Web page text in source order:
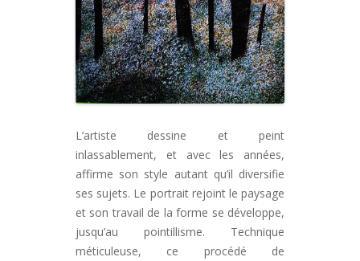
L’artiste dessine et peint
inlassablement, et avec les années,
affirme son style autant qu’il diversifie
ses sujets. Le portrait rejoint le paysage
et son travail de la forme se développe,
jusqu’au pointillisme. Technique
méticuleuse, ce procédé de